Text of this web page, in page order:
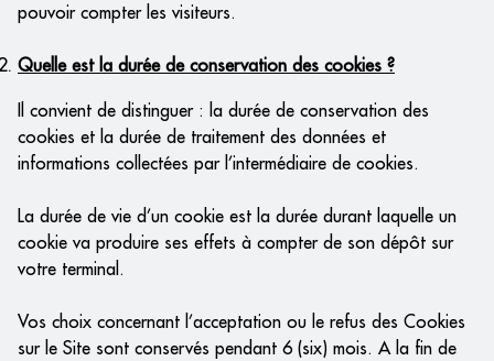
pouvoir compter les visiteurs.
Quelle est la durée de conservation des cookies ?
Il convient de distinguer : la durée de conservation des
cookies et la durée de traitement des données et
informations collectées par l’intermédiaire de cookies.
La durée de vie d’un cookie est la durée durant laquelle un
cookie va produire ses effets à compter de son dépôt sur
votre terminal.
Vos choix concernant l’acceptation ou le refus des Cookies
sur le Site sont conservés pendant 6 (six) mois. A la fin de